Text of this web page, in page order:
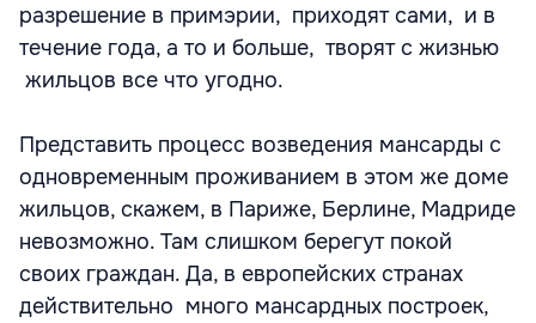
разрешение в примэрии, приходят сами, и в
течение года, а то и больше, творят с жизнью
жильцов все что угодно.
Представить процесс возведения мансарды с
одновременным проживанием в этом же доме
жильцов, скажем, в Париже, Берлине, Мадриде
невозможно. Там слишком берегут покой
своих граждан. Да, в европейских странах
действительно много мансардных построек,